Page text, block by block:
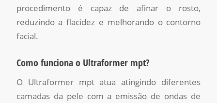
procedimento é capaz de afinar o rosto,
reduzindo a flacidez e melhorando o contorno
facial.
Como funciona o Ultraformer mpt?
O Ultraformer mpt atua atingindo diferentes
camadas da pele com a emissão de ondas de